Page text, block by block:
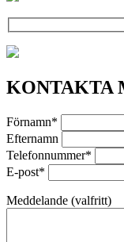
KONTAKTA
Förnamn*
Efternamn
Telefonnummer*
E-post*
Meddelande (valfritt)